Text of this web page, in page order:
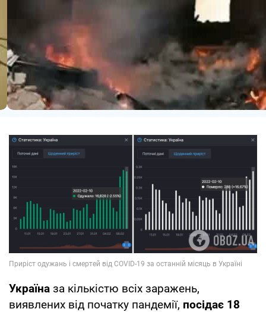
Україна за кількістю всіх заражень,
виявлених від початку пандемії, посідає 18